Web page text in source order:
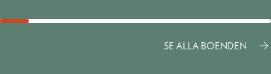
SE ALLA BOENDEN